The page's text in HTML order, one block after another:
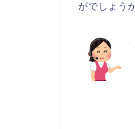
がでしょう